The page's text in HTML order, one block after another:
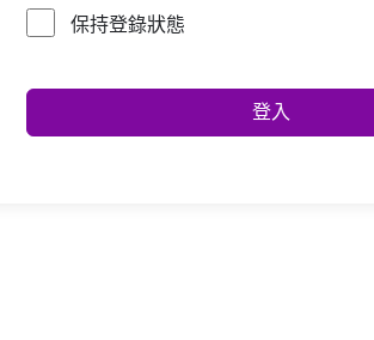
保持登錄狀態
登入